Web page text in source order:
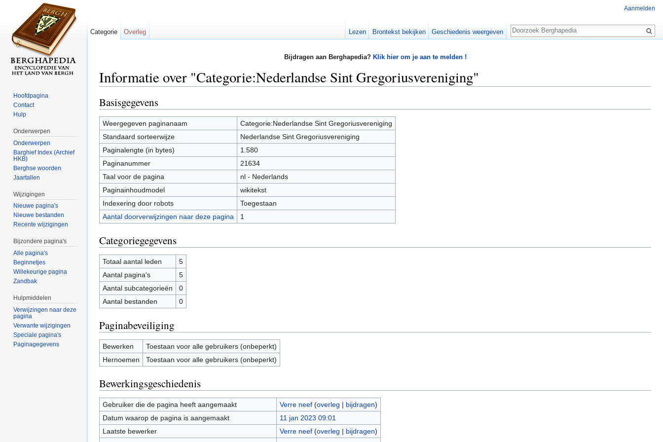
Bijdragen aan Berghapedia? Klik hier om je aan te melden !
Informatie over "Categorie:Nederlandse Sint Gregoriusvereniging"
Basisgegevens
Weergegeven paginanaam
Categorie:Nederlandse Sint Gregoriusvereniging
Standaard sorteerwijze
Nederlandse Sint Gregoriusvereniging
Paginalengte (in bytes)
1.580
Paginanummer
21634
Taal voor de pagina
nl - Nederlands
Paginainhoudmodel
wikitekst
Indexering door robots
Toegestaan
Aantal doorverwijzingen naar deze pagina
1
Categoriegegevens
Totaal aantal leden
5
Aantal pagina's
5
Aantal subcategorieën
0
Aantal bestanden
0
Paginabeveiliging
Bewerken
Toestaan voor alle gebruikers (onbeperkt)
Hernoemen
Toestaan voor alle gebruikers (onbeperkt)
Bewerkingsgeschiedenis
Gebruiker die de pagina heeft aangemaakt Verre neef (overleg | bijdragen)
Datum waarop de pagina is aangemaakt
11 jan 2023 09:01
Laatste bewerker
Verre neef (overleg | bijdragen)
Aanmelden
Categorie Overleg Lezen Brontekst bekijken Geschiedenis weergeven
Zoeken
Hoofdpagina
Contact
Hulp
Onderwerpen
Onderwerpen
Barghief Index (Archief
HKB)
Berghse woorden
Jaartallen
Wijzigingen
Nieuwe pagina's
Nieuwe bestanden
Recente wijzigingen
Bijzondere pagina's
Alle pagina's
Beginnetjes
Willekeurige pagina
Zandbak
Hulpmiddelen
Verwijzingen naar deze
pagina
Verwante wijzigingen
Speciale pagina's
Paginagegevens